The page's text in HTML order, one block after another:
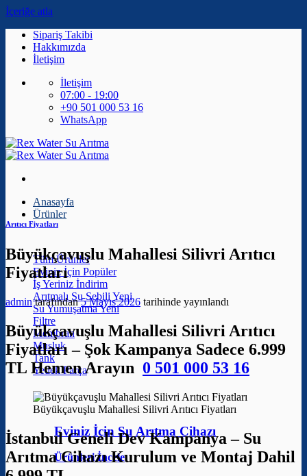
İçeriğe atla
Sipariş Takibi
Hakkımızda
İletişim
İletişim
07:00 - 19:00
+90 501 000 53 16
WhatsApp
Anasayfa
Ürünler
Tüm Ürünler
Eviniz İçin
İş Yeriniz
Arıtmalı Su Sebili
Su Yumuşatma
Filtre
Membran
Musluk
Tank
Yedek Parça
Eviniz İçin Su Arıtma Cihazı
Ürünleri İncele
Arıtıcı Fiyatları
Büyükçavuşlu Mahallesi Silivri Arıtıcı
Fiyatları
admintarafından 5 Mayıs 2026 tarihinde yayınlandı
Büyükçavuşlu Mahallesi Silivri Arıtıcı
Fiyatları – Şok Kampanya Sadece 6.999
TL Hemen Arayın 0 501 000 53 16
Büyükçavuşlu Mahallesi Silivri Arıtıcı Fiyatları
İstanbul Geneli Dev Kampanya – Su
Arıtma Cihazı Kurulum ve Montaj Dahil